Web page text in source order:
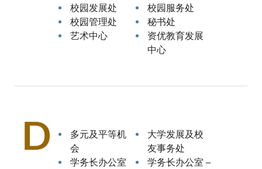
校园发展处
校园服务处
校园管理处
秘书处
艺术中心
资优教育发展
中心
D
多元及平等机
会
大学发展及校
友事务处
学务长办公室
学务长办公室 –